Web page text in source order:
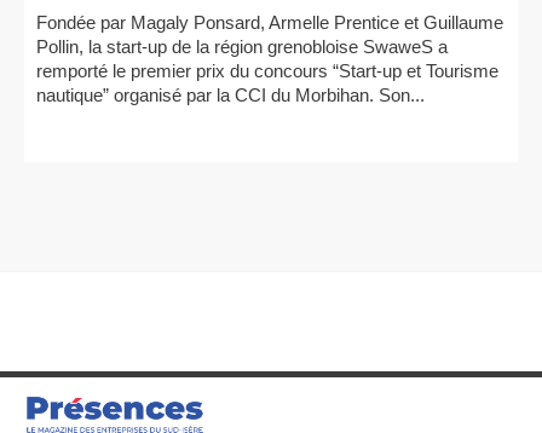
Fondée par Magaly Ponsard, Armelle Prentice et Guillaume
Pollin, la start-up de la région grenobloise SwaweS a
remporté le premier prix du concours “Start-up et Tourisme
nautique” organisé par la CCI du Morbihan. Son...